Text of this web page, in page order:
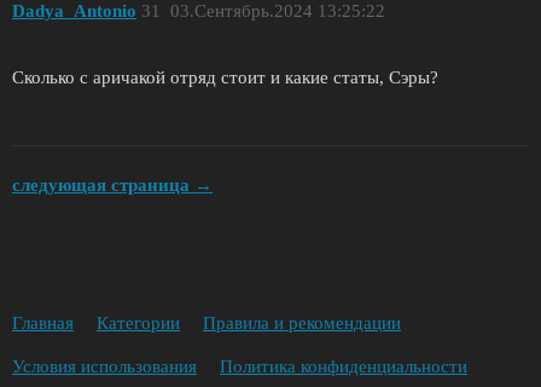
Dadya_Antonio 03.Сентябрь.2024 13:25:22
31
Сколько с аричакой отряд стоит и какие статы, Сэры?
следующая страница →
Главная Категории Правила и рекомендации
Условия использования Политика конфиденциальности